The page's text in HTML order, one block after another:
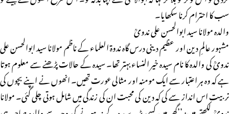
سب کا احترام کرنا سکھایا۔
والدہ مولانا سید ابوالحسن علی ندویؒ
مشہور عالمِ دین اور عظیم دینی درس گاہ ندوۃ العلماء کے ناظم مولانا سید ابوالحسن علی
ندویؒ کی والدہ کا نام سیدہ خیر النساء بہتر تھا۔ سیدہ کے حالات پڑھنے سے معلوم ہوتا
ہے کہ وہ ہر اعتبار سے ایک مومنہ اور مثالی عورت تھیں۔ انھوں نے اپنے بچوں کی
تربیت اس انداز سے کی کہ دین کی محبت ان کی زندگی میں شامل ہوتی چلی گئی۔ مولانا